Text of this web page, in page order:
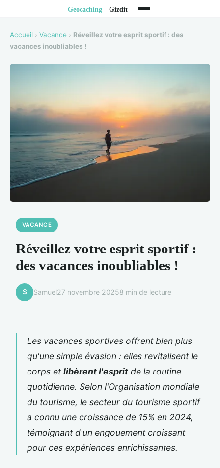
Accueil › Vacance › Réveillez votre esprit sportif : des
vacances inoubliables !
VACANCE
Réveillez votre esprit sportif :
des vacances inoubliables !
S Samuel27 novembre 20258 min de lecture
Les vacances sportives offrent bien plus
qu'une simple évasion : elles revitalisent le
corps etlibèrent l'esprit de la routine
quotidienne. Selon l'Organisation mondiale
du tourisme, le secteur du tourisme sportif
a connu une croissance de 15% en 2024,
témoignant d'un engouement croissant
pour ces expériences enrichissantes.